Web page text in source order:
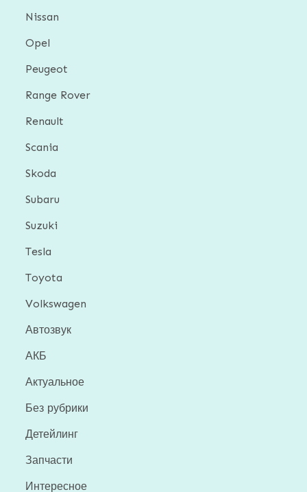
Nissan
Opel
Peugeot
Range Rover
Renault
Scania
Skoda
Subaru
Suzuki
Tesla
Toyota
Volkswagen
Автозвук
АКБ
Актуальное
Без рубрики
Детейлинг
Запчасти
Интересное